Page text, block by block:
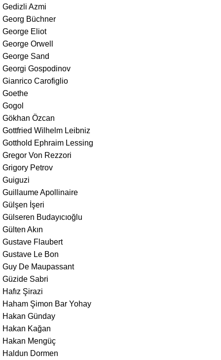
Gedizli Azmi
Georg Büchner
George Eliot
George Orwell
George Sand
Georgi Gospodinov
Gianrico Carofiglio
Goethe
Gogol
Gökhan Özcan
Gottfried Wilhelm Leibniz
Gotthold Ephraim Lessing
Gregor Von Rezzori
Grigory Petrov
Guiguzi
Guillaume Apollinaire
Gülşen İşeri
Gülseren Budayıcıoğlu
Gülten Akın
Gustave Flaubert
Gustave Le Bon
Guy De Maupassant
Güzide Sabri
Hafız Şirazi
Haham Şimon Bar Yohay
Hakan Günday
Hakan Kağan
Hakan Mengüç
Haldun Dormen